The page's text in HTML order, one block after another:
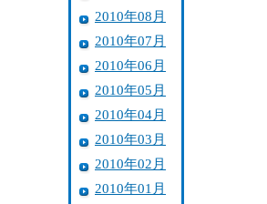
2010年08月
2010年07月
2010年06月
2010年05月
2010年04月
2010年03月
2010年02月
2010年01月